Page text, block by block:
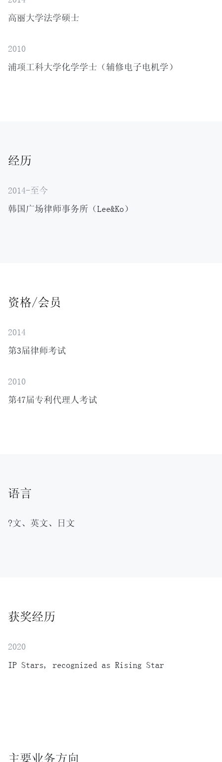
主要业务方向
高丽大学法学硕士
2010
浦项工科大学化学学士（辅修电子电机学）
经历
2014-至今
韩国广场律师事务所（Lee&Ko）
资格/会员
2014
第3届律师考试
2010
第47届专利代理人考试
语言
?文、英文、日文
获奖经历
2020
IP Stars, recognized as Rising Star